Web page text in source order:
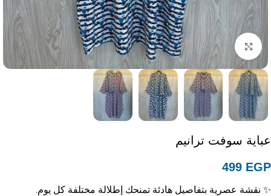
Click to enlarge
عباية سوفت ترانيم
499 EGP
✨ نقشة عصرية بتفاصيل هادئة تمنحك إطلالة مختلفة كل يوم.